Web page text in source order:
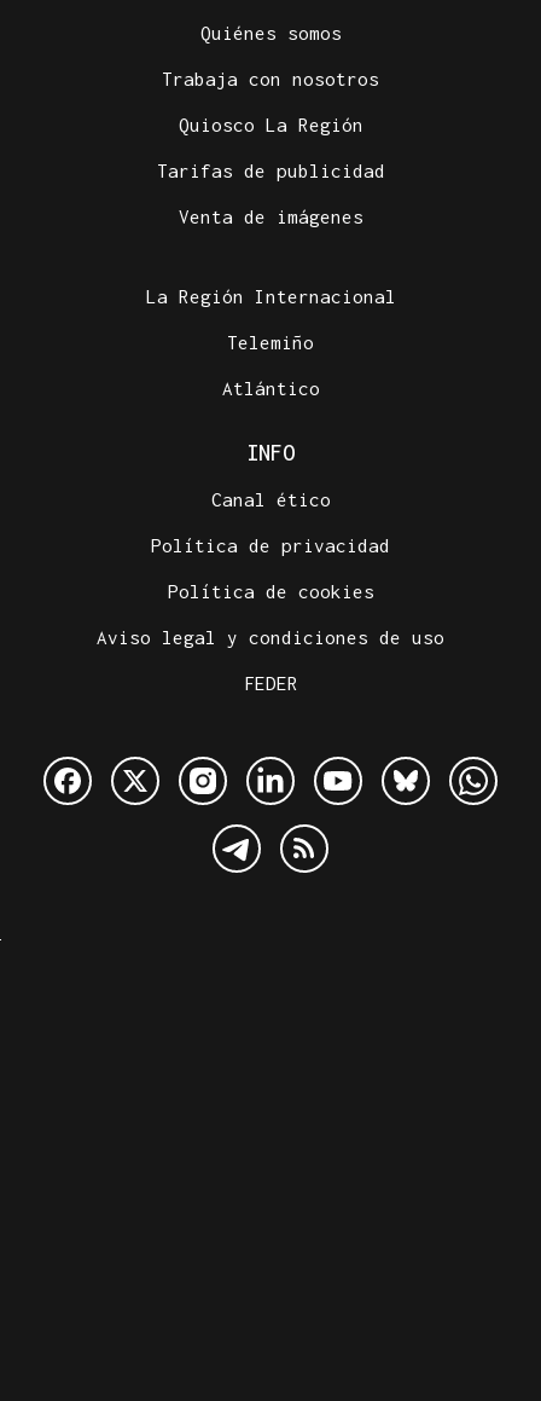
Quiénes somos
Trabaja con nosotros
Quiosco La Región
Tarifas de publicidad
Venta de imágenes
La Región Internacional
Telemiño
Atlántico
INFO
Canal ético
Política de privacidad
Política de cookies
Aviso legal y condiciones de uso
FEDER